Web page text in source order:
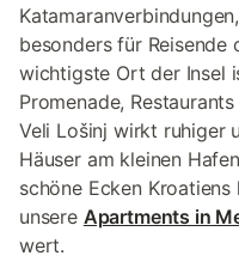
besonders für
wichtigste Ort der Insel
Promenade,
Veli Lošinj wirkt ruhiger
Häuser am kleinen
schöne Ecken Kroatiens
unsere Apartments in
wert.